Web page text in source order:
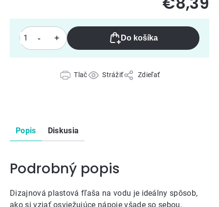
Do košíka
Tlač Strážiť Zdieľať
Popis Diskusia
Podrobný popis
Dizajnová plastová fľaša na vodu je ideálny spôsob,
ako si vziať osviežujúce nápoje všade so sebou.